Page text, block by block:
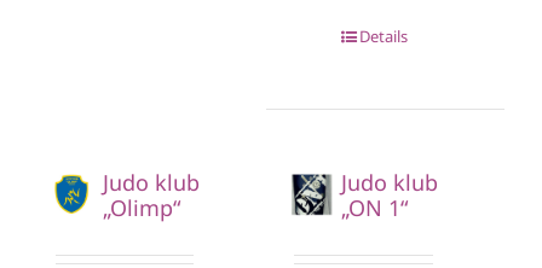
Details
Judo klub
„Olimp“
Judo klub
„ON 1“